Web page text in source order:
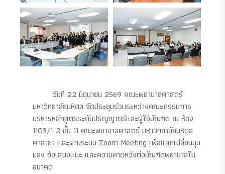
วันที่ 22 มิถุนายน 2569 คณะพยาบาลศาสตร์
มหาวิทยาลัยมหิดล จัดประชุมร่วมระหว่างคณะกรรมการ
บริหารหลักสูตรระดับปริญญาตรีและผู้ใช้บัณฑิต ณ ห้อง
1103/1-2 ชั้น 11 คณะพยาบาลศาสตร์ มหาวิทยาลัยมหิดล
ศาลายา และผ่านระบบ Zoom Meeting เพื่อแลกเปลี่ยนมุม
มอง ข้อเสนอแนะ และความคาดหวังต่อบัณฑิตพยาบาลใน
อนาคต